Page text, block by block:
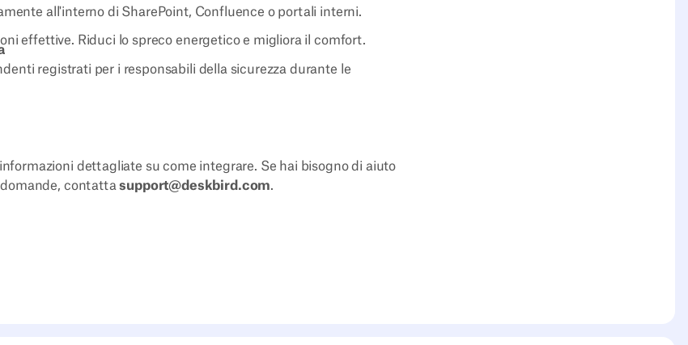
all'interno di SharePoint, Confluence o portali interni.
effettive. Riduci lo spreco energetico e migliora il comfort.
registrati per i responsabili della sicurezza durante le
dettagliate su come integrare. Se hai bisogno di aiuto
domande, contattasupport@deskbird.com.